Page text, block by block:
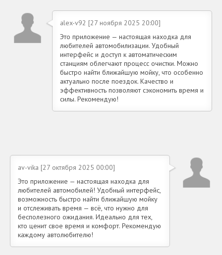
alex-v92 [27 ноября 2025 20:00]
Это приложение — настоящая находка для
любителей автомобилизации. Удобный
интерфейс и доступ к автоматическим
станциям облегчают процесс очистки. Можно
быстро найти ближайшую мойку, что особенно
актуально после поездок. Качество и
эффективность позволяют сэкономить время и
силы. Рекомендую!
av-vika [27 октября 2025 00:00]
Это приложение — настоящая находка для
любителей автомобилей! Удобный интерфейс,
возможность быстро найти ближайшую мойку
и отслеживать время — всё, что нужно для
бесполезного ожидания. Идеально для тех,
кто ценит свое время и комфорт. Рекомендую
каждому автолюбителю!